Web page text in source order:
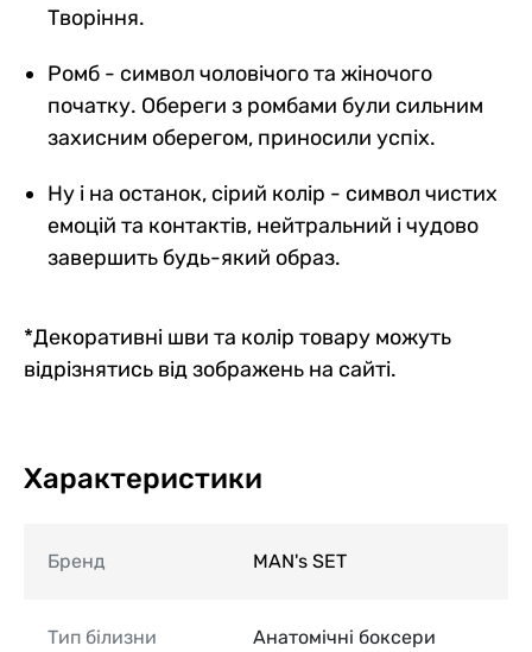
Творіння.
Ромб - символ чоловічого та жіночого
початку. Обереги з ромбами були сильним
захисним оберегом, приносили успіх.
Ну і на останок, сірий колір - символ чистих
емоцій та контактів, нейтральний і чудово
завершить будь-який образ.
*Декоративні шви та колір товару можуть
відрізнятись від зображень на сайті.
Характеристики
Бренд MAN's SET
Тип білизни Анатомічні боксери